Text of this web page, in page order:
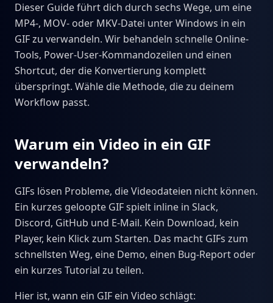
Dieser Guide führt dich durch sechs Wege, um eine
MP4-, MOV- oder MKV-Datei unter Windows in ein
GIF zu verwandeln. Wir behandeln schnelle Online-
Tools, Power-User-Kommandozeilen und einen
Shortcut, der die Konvertierung komplett
überspringt. Wähle die Methode, die zu deinem
Workflow passt.
Warum ein Video in ein GIF
verwandeln?
GIFs lösen Probleme, die Videodateien nicht können.
Ein kurzes geloopte GIF spielt inline in Slack,
Discord, GitHub und E-Mail. Kein Download, kein
Player, kein Klick zum Starten. Das macht GIFs zum
schnellsten Weg, eine Demo, einen Bug-Report oder
ein kurzes Tutorial zu teilen.
Hier ist, wann ein GIF ein Video schlägt: